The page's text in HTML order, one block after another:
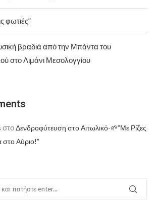
φωτιές”
βραδιά από την Μπάντα του
στο Λιμάνι Μεσολογγίου
στοΔενδροφύτευση στο Αιτωλικό-🌱”Με Ρίζες
Αύριο!”